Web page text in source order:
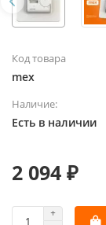
Код товара
mex
Наличие:
Есть в наличии
2 094 ₽